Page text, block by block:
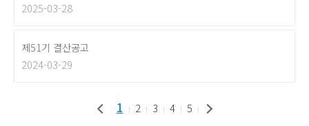
2025-03-28
제51기 결산공고
2024-03-29
1 2 3 4 5